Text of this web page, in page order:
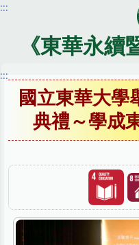
跳
內
:::
《東華永續
:::
國立東華大學
典禮～學成